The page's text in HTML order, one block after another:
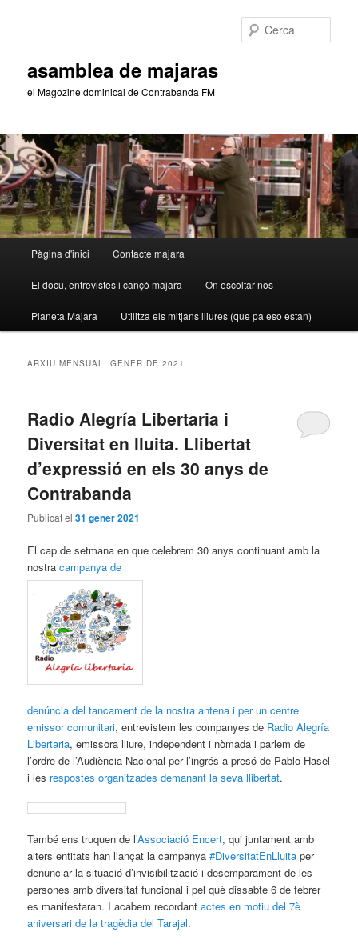
asamblea de majaras
el Magozine dominical de Contrabanda FM
principal
Pàgina d'inici Contacte majara
El docu, entrevistes i cançó majara On escoltar-nos
Planeta Majara Utilitza els mitjans lliures (que pa eso estan)
ARXIU MENSUAL:GENER DE 2021
Radio Alegría Libertaria i
Diversitat en lluita. Llibertat
d’expressió en els 30 anys de
Contrabanda
Publicat el31 gener 2021
El cap de setmana en que celebrem 30 anys continuant amb la
nostracampanya de
denúncia del tancament de la nostra antena i per un centre
emissor comunitari, entrevistem les companyes de Radio Alegría
Libertaria, emissora lliure, independent i nòmada i parlem de
l’ordre de l’Audiència Nacional per l’ingrés a presó de Pablo Hasel
i les respostes organitzades demanant la seva llibertat.
També ens truquen de l’Associació Encert, qui juntament amb
alters entitats han llançat la campanya#DiversitatEnLluita per
denunciar la situació d’invisibilització i desemparament de les
persones amb diversitat funcional i pel què dissabte 6 de febrer
es manifestaran. I acabem recordantactes en motiu del 7è
aniversari de la tragèdia del Tarajal.